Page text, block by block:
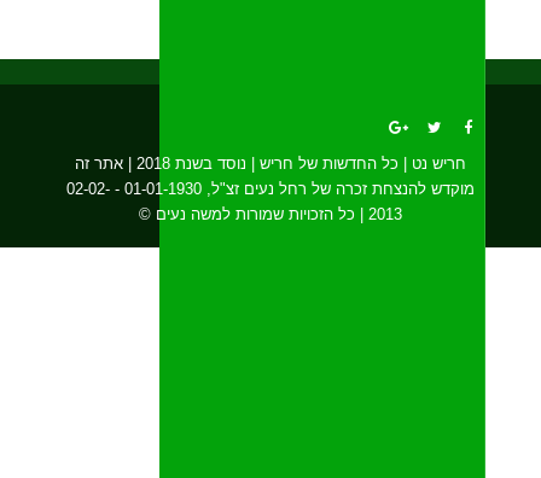
חריש נט | כל החדשות של חריש | נוסד בשנת 2018 | אתר זה
מוקדש להנצחת זכרה של רחל נעים זצ"ל, 01-01-1930 - 02-02-